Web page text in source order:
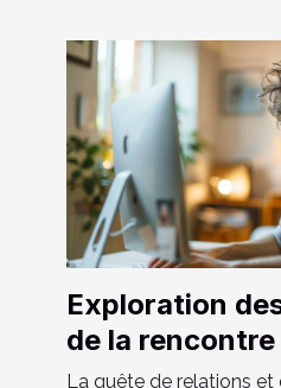
Exploration
de la
hommes
La quête de relations et